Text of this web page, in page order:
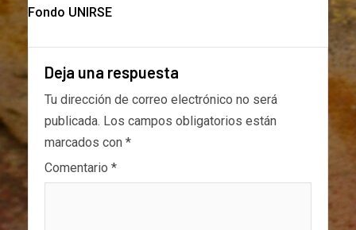
Fondo UNIRSE
Deja una respuesta
Tu dirección de correo electrónico no será
publicada. Los campos obligatorios están
marcados con *
Comentario *